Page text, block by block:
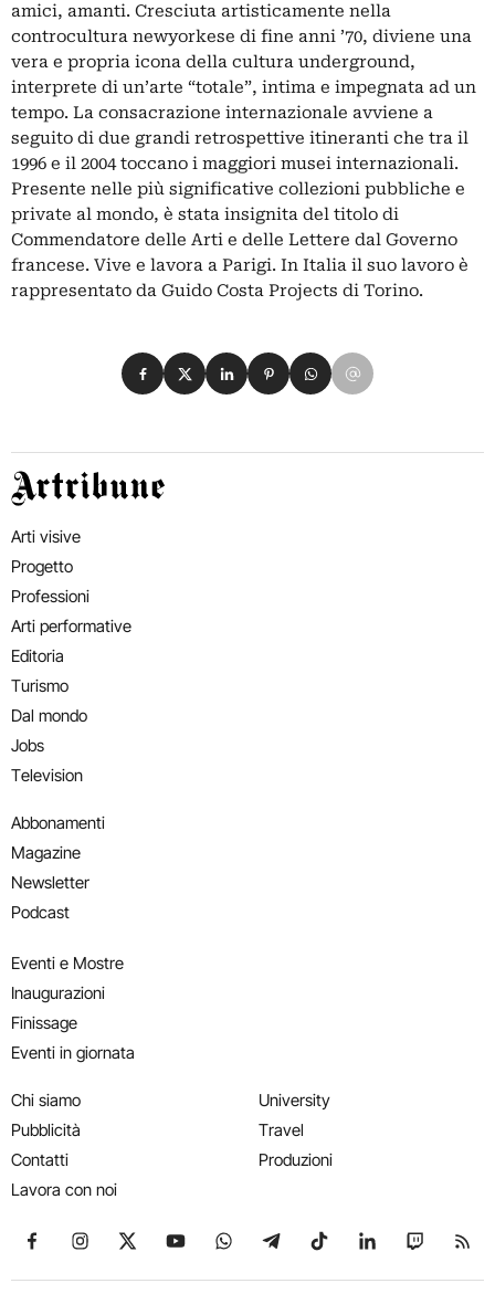
amici, amanti. Cresciuta artisticamente nella
controcultura newyorkese di fine anni ’70, diviene una
vera e propria icona della cultura underground,
interprete di un’arte “totale”, intima e impegnata ad un
tempo. La consacrazione internazionale avviene a
seguito di due grandi retrospettive itineranti che tra il
1996 e il 2004 toccano i maggiori musei internazionali.
Presente nelle più significative collezioni pubbliche e
private al mondo, è stata insignita del titolo di
Commendatore delle Arti e delle Lettere dal Governo
francese. Vive e lavora a Parigi. In Italia il suo lavoro è
rappresentato da Guido Costa Projects di Torino.
Condividi su Facebook
Condividi su X
Condividi su LinkedIn
Condividi su Pinterest
Condividi su WhatsApp
Condividi su Email
Artribune
Arti visive
Progetto
Professioni
Arti performative
Editoria
Turismo
Dal mondo
Jobs
Television
Abbonamenti
Magazine
Newsletter
Podcast
Eventi e Mostre
Inaugurazioni
Finissage
Eventi in giornata
Chi siamo
Pubblicità
Contatti
Lavora con noi
University
Travel
Produzioni
Seguici su Facebook
Seguici su Instagram
Seguici su X
Seguici su YouTube
Seguici su WhatsApp
Seguici su Telegram
Seguici su TikTok
Seguici su
Seguici